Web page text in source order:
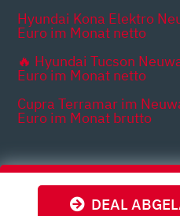
DEAL
Hyundai Kona Elektro
Euro im Monat netto
🔥 Hyundai Tucson
Euro im Monat netto
Cupra Terramar im
Euro im Monat brutto